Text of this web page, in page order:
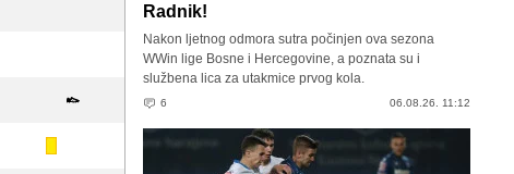
Radnik!
Nakon ljetnog odmora sutra počinjen ova sezona
WWin lige Bosne i Hercegovine, a poznata su i
službena lica za utakmice prvog kola.
6 06.08.26. 11:12